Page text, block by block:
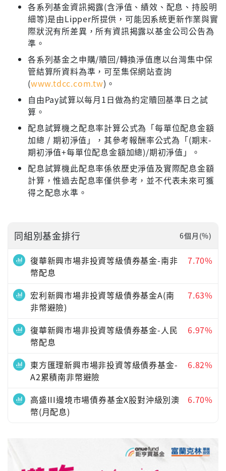
各系列基金資訊揭露(含淨值、績效、配息、持股明
細等)是由Lipper所提供，可能因系統更新作業與實
際狀況有所差異，所有資訊揭露以基金公司公告為
準。
各系列基金之申購/贖回/轉換淨值應以台灣集中保
管結算所資料為準，可至集保網站查詢
(www.tdcc.com.tw)。
自由Pay試算以每月1日做為約定贖回基準日之試
算。
配息試算機之配息率計算公式為「每單位配息金額
加總 / 期初淨值」，其參考報酬率公式為「(期末-
期初淨值+每單位配息金額加總)/期初淨值」。
配息試算機此配息率係依歷史淨值及實際配息金額
計算，惟過去配息率僅供參考，並不代表未來可獲
得之配息水準。
同組別基金排行 6個月(%)
復華新興市場非投資等級債券基金-南非
幣配息
7.70%
宏利新興市場非投資等級債券基金A(南
非幣避險)
7.63%
復華新興市場非投資等級債券基金-人民
幣配息
6.97%
東方匯理新興市場非投資等級債券基金-
A2累積南非幣避險
6.82%
高盛III邊境市場債券基金X股對沖級別澳
幣(月配息)
6.70%